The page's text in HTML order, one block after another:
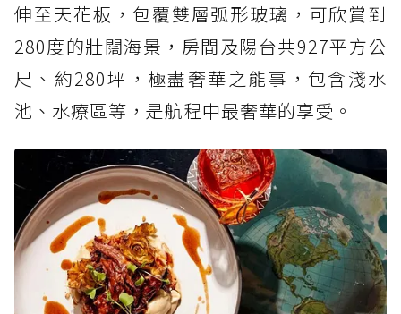
伸至天花板，包覆雙層弧形玻璃，可欣賞到
280度的壯闊海景，房間及陽台共927平方公
尺、約280坪，極盡奢華之能事，包含淺水
池、水療區等，是航程中最奢華的享受。